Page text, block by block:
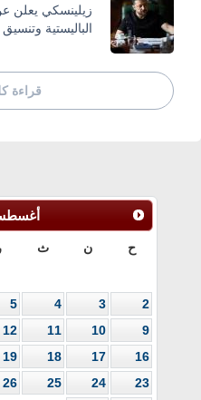
زيلينسكي يعلن
الباليستية
قراءة
ح ن ث ر
2
3
4
5
9
10
11
12
16
17
18
19
23
24
25
26